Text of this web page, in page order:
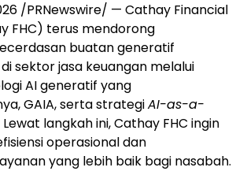
/PRNewswire/ — Cathay Financial
FHC) terus mendorong
buatan generatif
sektor jasa keuangan melalui
AI generatif yang
GAIA, serta strategiAI-as-a-
Lewat langkah ini, Cathay FHC ingin
operasional dan
yang lebih baik bagi nasabah.